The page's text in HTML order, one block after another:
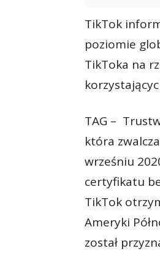
TikTok
poziomie
TikToka na
TAG –
która
wrześniu
certyfikatu
TikTok
Ameryki
został